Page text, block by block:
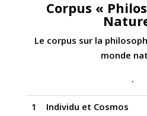
Corpus «
Le corpus sur la
monde
.
1
Individu et Cosmos